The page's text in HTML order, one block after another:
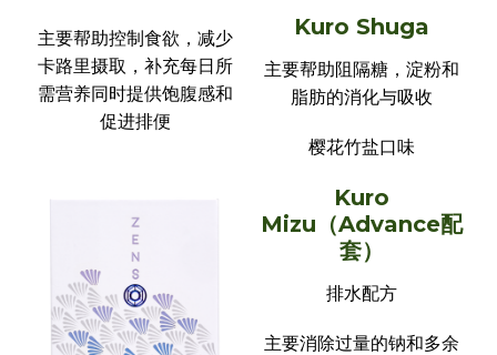
主要帮助控制食欲，减少
卡路里摄取，补充每日所
需营养同时提供饱腹感和
促进排便
Kuro Shuga
主要帮助阻隔糖，淀粉和
脂肪的消化与吸收
樱花竹盐口味
Kuro
Mizu（Advance配
套）
排水配方
主要消除过量的钠和多余